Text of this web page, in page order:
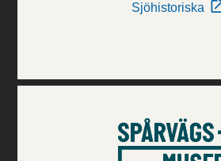
Sjöhistoriska